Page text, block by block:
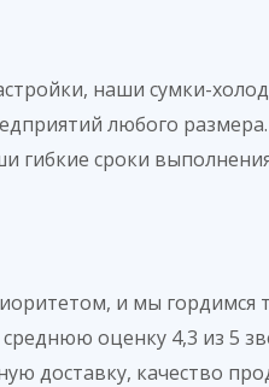
наши сумки-
любого
сроки
и мы
оценку 4,3 из 5
доставку, качество